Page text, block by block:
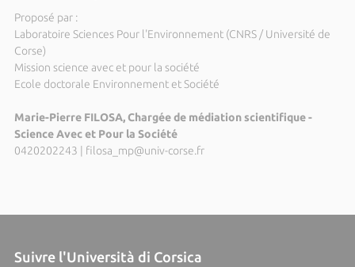
Proposé par :
Laboratoire Sciences Pour l'Environnement (CNRS / Université de
Corse)
Mission science avec et pour la société
Ecole doctorale Environnement et Société
Marie-Pierre FILOSA, Chargée de médiation scientifique -
Science Avec et Pour la Société
0420202243
filosa_mp@univ-corse.fr
Suivre l'Università di Corsica